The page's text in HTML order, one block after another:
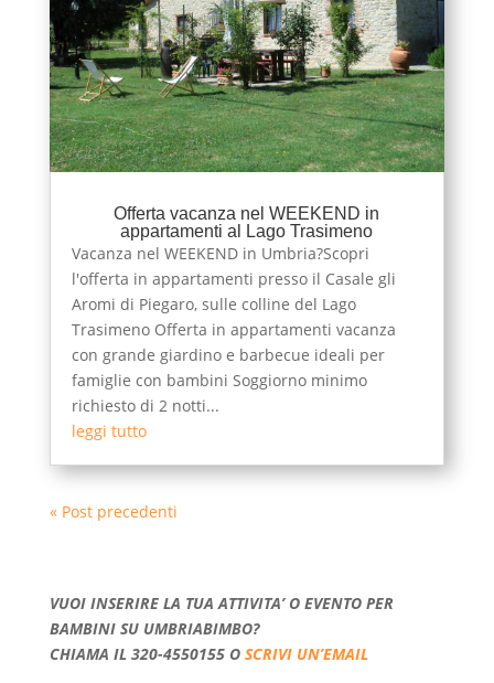
Offerta vacanza nel WEEKEND in
appartamenti al Lago Trasimeno
Vacanza nel WEEKEND in Umbria?Scopri
l'offerta in appartamenti presso il Casale gli
Aromi di Piegaro, sulle colline del Lago
Trasimeno Offerta in appartamenti vacanza
con grande giardino e barbecue ideali per
famiglie con bambini Soggiorno minimo
richiesto di 2 notti...
leggi tutto
« Post precedenti
VUOI INSERIRE LA TUA ATTIVITA’ O EVENTO PER
BAMBINI SU UMBRIABIMBO?
CHIAMA IL 320-4550155 O SCRIVI UN’EMAIL